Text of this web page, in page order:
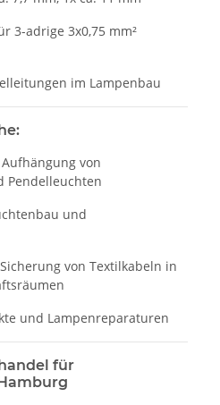
3-adrige 3x0,75 mm²
im Lampenbau
von
Pendelleuchten
und
von Textilkabeln in
und Lampenreparaturen
für